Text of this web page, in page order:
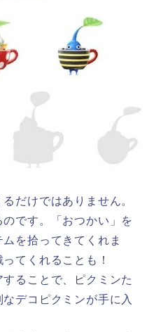
だけではありません。
です。「おつかい」を
を拾ってきてくれま
てくれることも！
ることで、ピクミンた
デコピクミンが手に入